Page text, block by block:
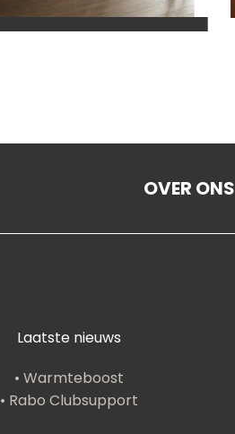
OVER ONS
Laatste nieuws
• Warmteboost
• Rabo Clubsupport